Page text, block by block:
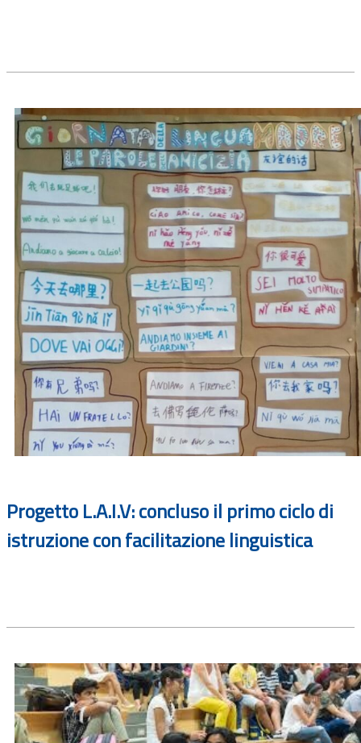
Progetto L.A.I.V: concluso il primo ciclo di
istruzione con facilitazione linguistica